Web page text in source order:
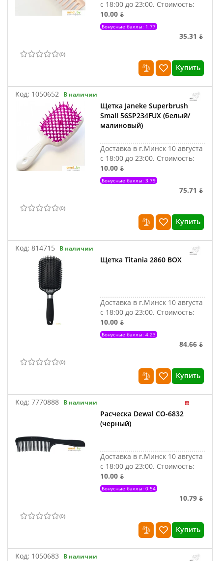
с 18:00 до 23:00. Стоимость:
10.00 ƃ
Бонусные баллы: 1.77
35.31 ƃ
(0)
Купить
Код: 1050652 В наличии
Щетка Janeke Superbrush
Small 56SP234FUX (белый/
малиновый)
Доставка в г.Минск 10 августа
с 18:00 до 23:00. Стоимость:
10.00 ƃ
Бонусные баллы: 3.79
75.71 ƃ
(0)
Купить
Код: 814715 В наличии
Щетка Titania 2860 BOX
Доставка в г.Минск 10 августа
с 18:00 до 23:00. Стоимость:
10.00 ƃ
Бонусные баллы: 4.23
84.66 ƃ
(0)
Купить
Код: 7770888 В наличии
Расческа Dewal CO-6832
(черный)
Доставка в г.Минск 10 августа
с 18:00 до 23:00. Стоимость:
10.00 ƃ
Бонусные баллы: 0.54
10.79 ƃ
(0)
Купить
Код: 1050683 В наличии